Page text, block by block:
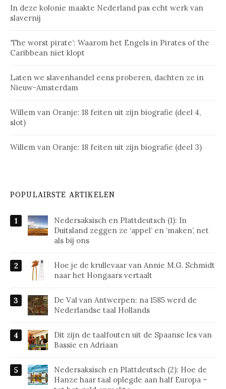
In deze kolonie maakte Nederland pas echt werk van
slavernij
‘The worst pirate’: Waarom het Engels in Pirates of the
Caribbean niet klopt
Laten we slavenhandel eens proberen, dachten ze in
Nieuw-Amsterdam
Willem van Oranje: 18 feiten uit zijn biografie (deel 4,
slot)
Willem van Oranje: 18 feiten uit zijn biografie (deel 3)
POPULAIRSTE ARTIKELEN
Nedersaksisch en Plattdeutsch (1): In
Duitsland zeggen ze ‘appel’ en ‘maken’, net
als bij ons
Hoe je de krullevaar van Annie M.G. Schmidt
naar het Hongaars vertaalt
De Val van Antwerpen: na 1585 werd de
Nederlandse taal Hollands
Dit zijn de taalfouten uit de Spaanse les van
Bassie en Adriaan
Nedersaksisch en Plattdeutsch (2): Hoe de
Hanze haar taal oplegde aan half Europa –